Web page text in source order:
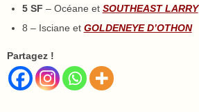
5 SF – Océane et SOUTHEAST LARRY
8 – Isciane et GOLDENEYE D’OTHON
Partagez !